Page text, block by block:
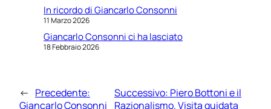
In ricordo di Giancarlo Consonni
11 Marzo 2026
Giancarlo Consonni ci ha lasciato
18 Febbraio 2026
← Precedente:
Giancarlo Consonni
Successivo: Piero Bottoni e il
Razionalismo. Visita guidata